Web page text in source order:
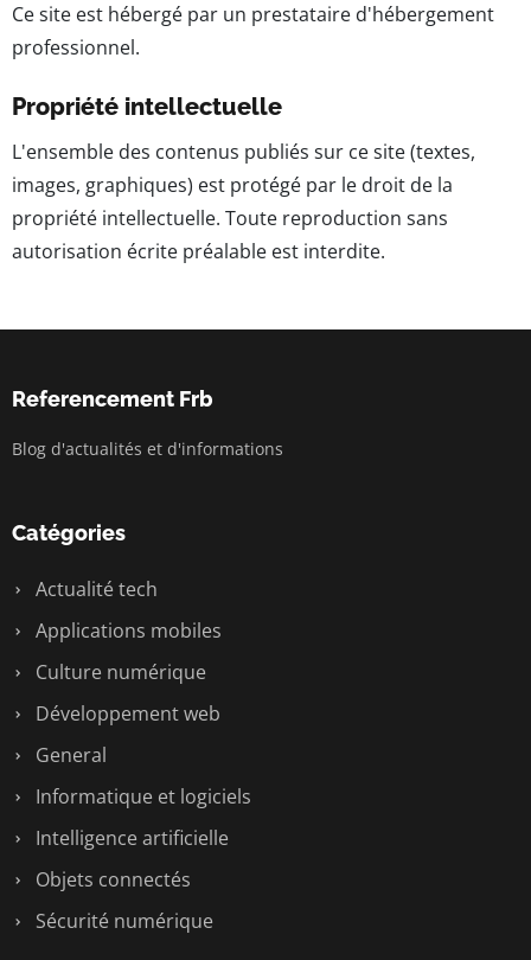
Ce site est hébergé par un prestataire d'hébergement
professionnel.
Propriété intellectuelle
L'ensemble des contenus publiés sur ce site (textes,
images, graphiques) est protégé par le droit de la
propriété intellectuelle. Toute reproduction sans
autorisation écrite préalable est interdite.
Referencement Frb
Blog d'actualités et d'informations
Catégories
Actualité tech
Applications mobiles
Culture numérique
Développement web
General
Informatique et logiciels
Intelligence artificielle
Objets connectés
Sécurité numérique